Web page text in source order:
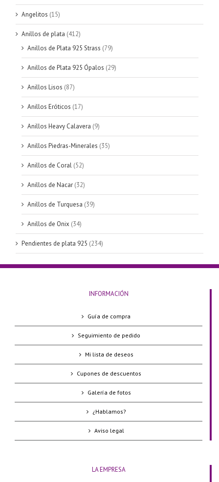
Angelitos (15)
Anillos de plata (412)
Anillos de Plata 925 Strass (79)
Anillos de Plata 925 Ópalos (29)
Anillos Lisos (87)
Anillos Eróticos (17)
Anillos Heavy Calavera (9)
Anillos Piedras-Minerales (35)
Anillos de Coral (52)
Anillos de Nacar (32)
Anillos de Turquesa (39)
Anillos de Onix (34)
Pendientes de plata 925 (234)
INFORMACIÓN
Guía de compra
Seguimiento de pedido
Mi lista de deseos
Cupones de descuentos
Galería de fotos
¿Hablamos?
Aviso legal
LA EMPRESA